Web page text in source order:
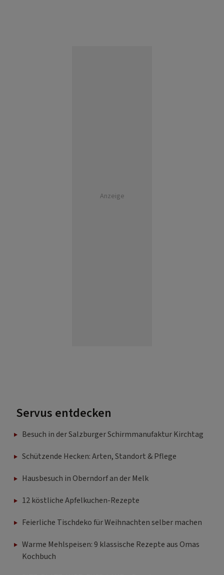
Anzeige
Servus entdecken
Besuch in der Salzburger Schirmmanufaktur Kirchtag
Schützende Hecken: Arten, Standort & Pflege
Hausbesuch in Oberndorf an der Melk
12 köstliche Apfelkuchen-Rezepte
Feierliche Tischdeko für Weihnachten selber machen
Warme Mehlspeisen: 9 klassische Rezepte aus Omas
Kochbuch